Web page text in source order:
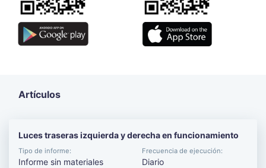
Artículos
Luces traseras izquierda y derecha en funcionamiento
Tipo de informe:
Informe sin materiales
Frecuencia de ejecución:
Diario